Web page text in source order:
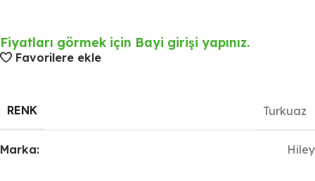
Fiyatları görmek için Bayi girişi yapınız.
Favorilere ekle
RENK Turkuaz
Marka: Hiley